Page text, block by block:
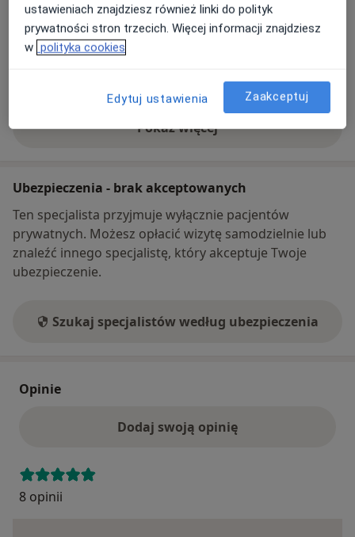
Dostępność
W tym gabinecie nie można umawiać wizyt przez
internet
Pokaż więcej
o adresie
Ubezpieczenia - brak akceptowanych
Ten specjalista przyjmuje wyłącznie pacjentów
prywatnych. Możesz opłacić wizytę samodzielnie lub
znaleźć innego specjalistę, który akceptuje Twoje
ubezpieczenie.
Szukaj specjalistów według ubezpieczenia
Opinie
Dodaj swoją opinię
8 opinii
ustawieniach znajdziesz również linki do polityk
prywatności stron trzecich. Więcej informacji znajdziesz
w polityka cookies
Edytuj ustawienia Zaakceptuj